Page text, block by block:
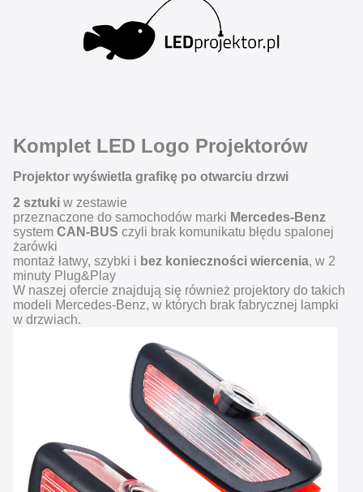
Komplet LED Logo Projektorów
Projektor wyświetla grafikę po otwarciu drzwi
2 sztuki w zestawie
przeznaczone do samochodów marki Mercedes-Benz
system CAN-BUS czyli brak komunikatu błędu spalonej
żarówki
montaż łatwy, szybki i bez konieczności wiercenia, w 2
minuty Plug&Play
W naszej ofercie znajdują się również projektory do takich
modeli Mercedes-Benz, w których brak fabrycznej lampki
w drzwiach.